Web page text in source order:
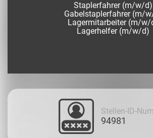
Staplerfahrer (m/w/d)
Gabelstaplerfahrer (m/
Lagermitarbeiter (m/w/
Lagerhelfer (m/w/d)
Stellen-ID-
94981